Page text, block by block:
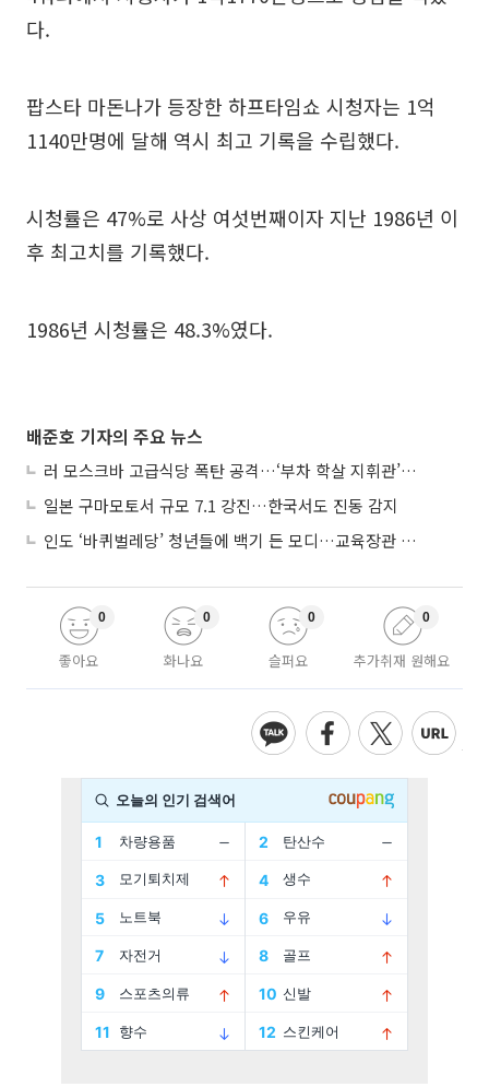
다.
팝스타 마돈나가 등장한 하프타임쇼 시청자는 1억
1140만명에 달해 역시 최고 기록을 수립했다.
시청률은 47%로 사상 여섯번째이자 지난 1986년 이
후 최고치를 기록했다.
1986년 시청률은 48.3%였다.
배준호 기자의 주요 뉴스
러 모스크바 고급식당 폭탄 공격…‘부차 학살 지휘관’ 노렸나
일본 구마모토서 규모 7.1 강진…한국서도 진동 감지
인도 ‘바퀴벌레당’ 청년들에 백기 든 모디…교육장관 사퇴
좋아요
0
화나요
0
슬퍼요
0
추가취재 원해요
0